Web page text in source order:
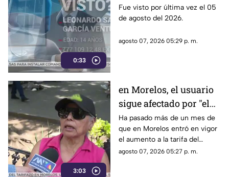
0:33
desaparecido en
Cuernavaca
Fue visto por última vez el 05
de agosto del 2026.
agosto 07, 2026 05:29 p. m.
3:03
en Morelos, el usuario
sigue afectado por "el
tarifazo"
Ha pasado más de un mes de
que en Morelos entró en vigor
el aumento a la tarifa del
transporte público. Un mes,
agosto 07, 2026 05:27 p. m.